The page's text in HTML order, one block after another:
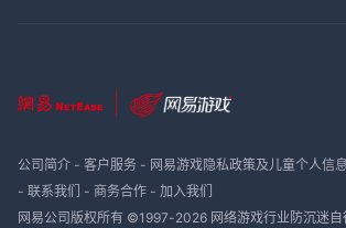
公司简介- 客户服务- 网易游戏隐私政策及儿童个人信
- 联系我们 - 商务合作- 加入我们
网易公司版权所有 ©1997-2026 网络游戏行业防沉迷自